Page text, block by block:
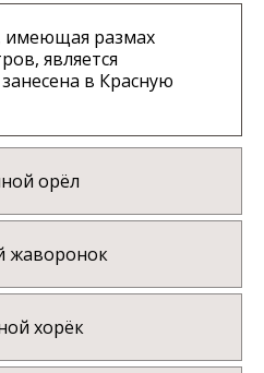
имеющая размах
является
в Красную
орёл
жаворонок
хорёк